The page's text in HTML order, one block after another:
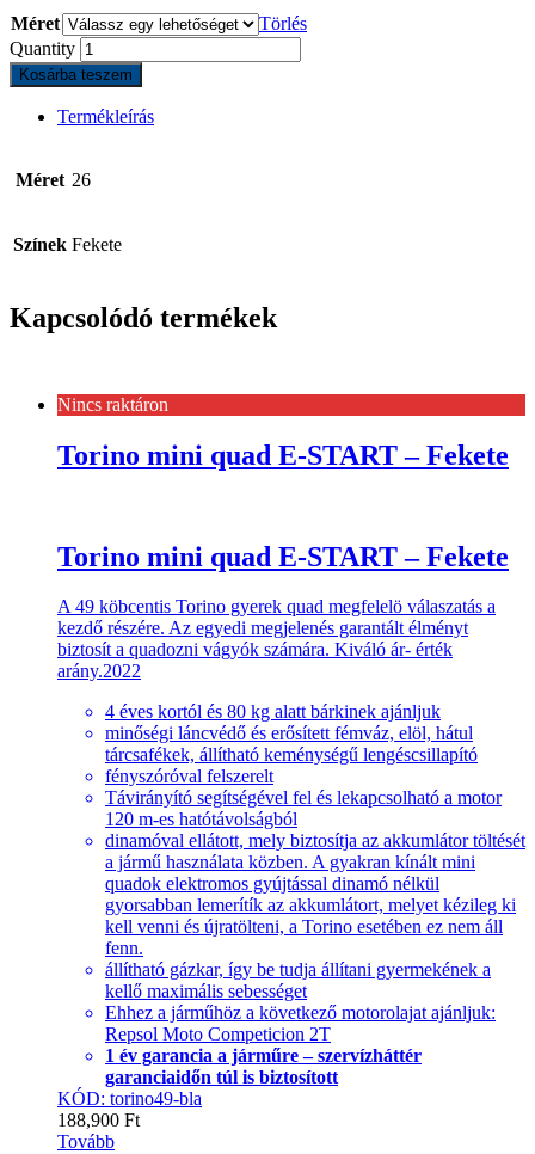
Méret
Törlés
Quantity
Kosárba teszem
Termékleírás
Méret 26
Színek Fekete
Kapcsolódó termékek
Nincs raktáron
Torino mini quad E-START – Fekete
Torino mini quad E-START – Fekete
A 49 köbcentis Torino gyerek quad megfelelö válaszatás a
kezdő részére. Az egyedi megjelenés garantált élményt
biztosít a quadozni vágyók számára. Kiváló ár- érték
arány.2022
4 éves kortól és 80 kg alatt bárkinek ajánljuk
minőségi láncvédő és erősített fémváz, elöl, hátul
tárcsafékek, állítható keménységű lengéscsillapító
fényszóróval felszerelt
Távirányító segítségével fel és lekapcsolható a motor
120 m-es hatótávolságból
dinamóval ellátott, mely biztosítja az akkumlátor töltését
a jármű használata közben. A gyakran kínált mini
quadok elektromos gyújtással dinamó nélkül
gyorsabban lemerítík az akkumlátort, melyet kézileg ki
kell venni és újratölteni, a Torino esetében ez nem áll
fenn.
állítható gázkar, így be tudja állítani gyermekének a
kellő maximális sebességet
Ehhez a járműhöz a következő motorolajat ajánljuk:
Repsol Moto Competicion 2T
1 év garancia a járműre – szervízháttér
garanciaidőn túl is biztosított
KÓD: torino49-bla
188,900 Ft
Tovább